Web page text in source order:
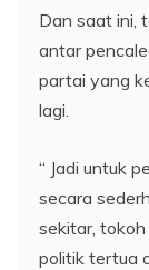
Dan saat ini,
antar
partai yang
lagi.
“ Jadi untuk
secara
sekitar,
politik tertua